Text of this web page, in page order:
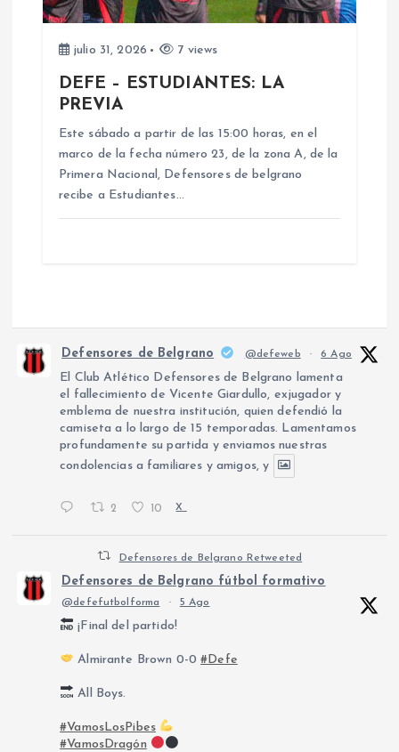
julio 31, 2026 7 views
DEFE – ESTUDIANTES: LA
PREVIA
Este sábado a partir de las 15:00 horas, en el
marco de la fecha número 23, de la zona A, de la
Primera Nacional, Defensores de belgrano
recibe a Estudiantes…
Defensores de Belgrano @defeweb · 6 Ago
El Club Atlético Defensores de Belgrano lamenta
el fallecimiento de Vicente Giardullo, exjugador y
emblema de nuestra institución, quien defendió la
camiseta a lo largo de 15 temporadas. Lamentamos
profundamente su partida y enviamos nuestras
condolencias a familiares y amigos, y
2 10 X
Defensores de Belgrano Retweeted
Defensores de Belgrano fútbol formativo
@defefutbolforma · 5 Ago
¡Final del partido!
Almirante Brown 0-0#Defe
All Boys.
#VamosLosPibes
#VamosDragón